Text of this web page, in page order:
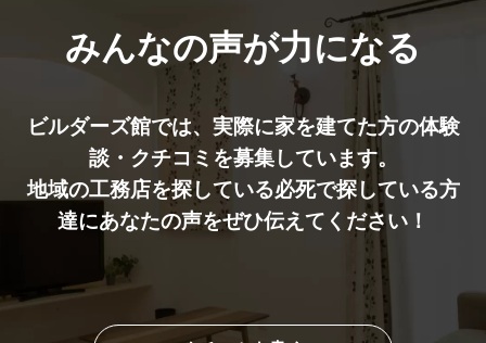
みんなの声が力になる
ビルダーズ館では、実際に家を建てた⽅の体験
談・クチコミを募集しています。
地域の工務店を探している必死で探している方
達にあなたの声をぜひ伝えてください！